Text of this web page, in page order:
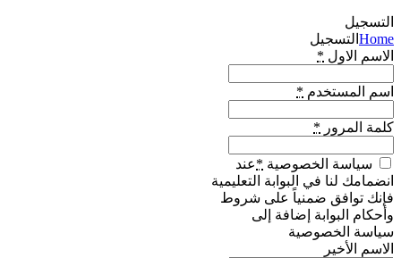
التسجيل
Home التسجيل
الاسم الاول *
اسم المستخدم *
كلمة المرور *
سياسة الخصوصية *عند
انضمامك لنا في البوابة التعليمية
فإنك توافق ضمنياً على شروط
وأحكام البوابة إضافة إلى
سياسة الخصوصية
الاسم الأخير